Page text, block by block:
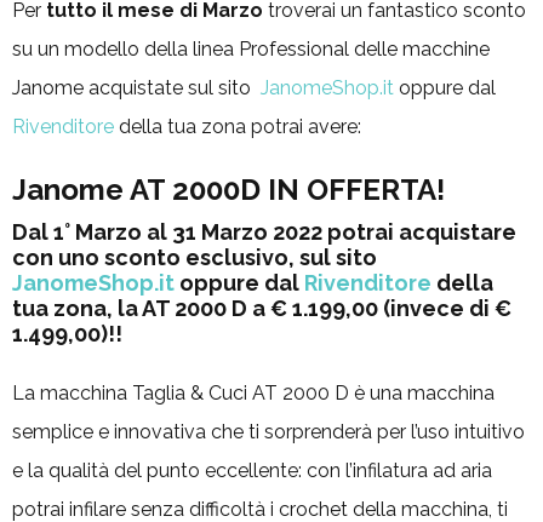
Per tutto il mese di Marzo troverai un fantastico sconto
su un modello della linea Professional delle macchine
Janome acquistate sul sito JanomeShop.it oppure dal
Rivenditore della tua zona potrai avere:
Janome AT 2000D IN OFFERTA!
Dal 1° Marzo al 31 Marzo 2022 potrai acquistare
con uno sconto esclusivo, sul sito
JanomeShop.it oppure dal Rivenditore della
tua zona, la AT 2000 D a € 1.199,00 (invece di €
1.499,00)!!
La macchina Taglia & Cuci AT 2000 D è una macchina
semplice e innovativa che ti sorprenderà per l’uso intuitivo
e la qualità del punto eccellente: con l’infilatura ad aria
potrai infilare senza difficoltà i crochet della macchina, ti